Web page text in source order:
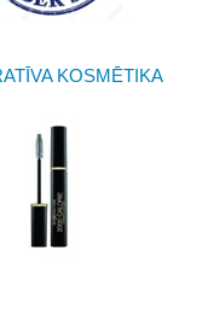
KOSMĒTIKA